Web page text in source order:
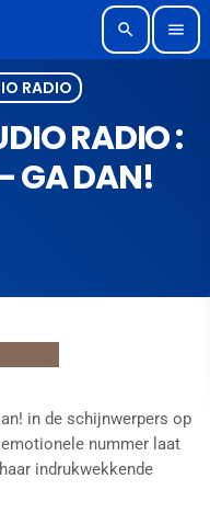
search menu
RADIO
RADIO :
GA DAN!
in de schijnwerpers op
nummer laat
indrukwekkende